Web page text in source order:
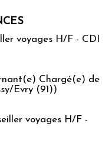
voyages H/F - CDI
Chargé(e) de
Evry (91))
voyages H/F -